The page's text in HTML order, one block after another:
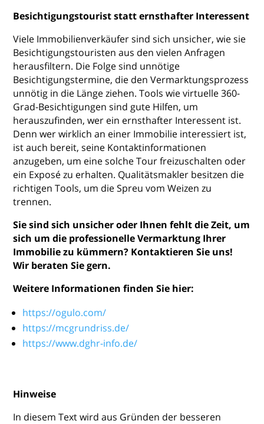
Besichtigungstourist statt ernsthafter Interessent
Viele Immobilienverkäufer sind sich unsicher, wie sie
Besichtigungstouristen aus den vielen Anfragen
herausfiltern. Die Folge sind unnötige
Besichtigungstermine, die den Vermarktungsprozess
unnötig in die Länge ziehen. Tools wie virtuelle 360-
Grad-Besichtigungen sind gute Hilfen, um
herauszufinden, wer ein ernsthafter Interessent ist.
Denn wer wirklich an einer Immobilie interessiert ist,
ist auch bereit, seine Kontaktinformationen
anzugeben, um eine solche Tour freizuschalten oder
ein Exposé zu erhalten. Qualitätsmakler besitzen die
richtigen Tools, um die Spreu vom Weizen zu
trennen.
Sie sind sich unsicher oder Ihnen fehlt die Zeit, um
sich um die professionelle Vermarktung Ihrer
Immobilie zu kümmern? Kontaktieren Sie uns!
Wir beraten Sie gern.
Weitere Informationen finden Sie hier:
https://ogulo.com/
https://mcgrundriss.de/
https://www.dghr-info.de/
Hinweise
In diesem Text wird aus Gründen der besseren